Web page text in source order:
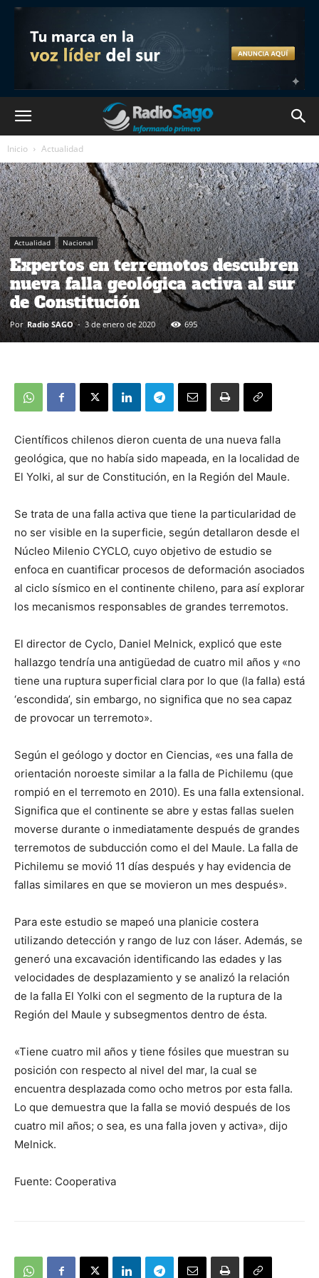
Inicio Actualidad
Actualidad Nacional
Expertos en terremotos descubren
nueva falla geológica activa al sur
de Constitución
Por Radio SAGO - 3 de enero de 2020 695
Científicos chilenos dieron cuenta de una nueva falla
geológica, que no había sido mapeada, en la localidad de
El Yolki, al sur de Constitución, en la Región del Maule.
Se trata de una falla activa que tiene la particularidad de
no ser visible en la superficie, según detallaron desde el
Núcleo Milenio CYCLO, cuyo objetivo de estudio se
enfoca en cuantificar procesos de deformación asociados
al ciclo sísmico en el continente chileno, para así explorar
los mecanismos responsables de grandes terremotos.
El director de Cyclo, Daniel Melnick, explicó que este
hallazgo tendría una antigüedad de cuatro mil años y «no
tiene una ruptura superficial clara por lo que (la falla) está
‘escondida’, sin embargo, no significa que no sea capaz
de provocar un terremoto».
Según el geólogo y doctor en Ciencias, «es una falla de
orientación noroeste similar a la falla de Pichilemu (que
rompió en el terremoto en 2010). Es una falla extensional.
Significa que el continente se abre y estas fallas suelen
moverse durante o inmediatamente después de grandes
terremotos de subducción como el del Maule. La falla de
Pichilemu se movió 11 días después y hay evidencia de
fallas similares en que se movieron un mes después».
Para este estudio se mapeó una planicie costera
utilizando detección y rango de luz con láser. Además, se
generó una excavación identificando las edades y las
velocidades de desplazamiento y se analizó la relación
de la falla El Yolki con el segmento de la ruptura de la
Región del Maule y subsegmentos dentro de ésta.
«Tiene cuatro mil años y tiene fósiles que muestran su
posición con respecto al nivel del mar, la cual se
encuentra desplazada como ocho metros por esta falla.
Lo que demuestra que la falla se movió después de los
cuatro mil años; o sea, es una falla joven y activa», dijo
Melnick.
Fuente: Cooperativa